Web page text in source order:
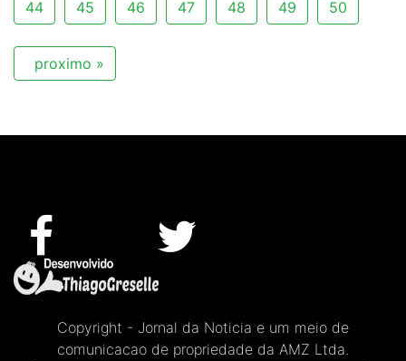
44 45 46 47 48 49 50
proximo »
Copyright - Jornal da Noticia e um meio de
comunicacao de propriedade da AMZ Ltda.